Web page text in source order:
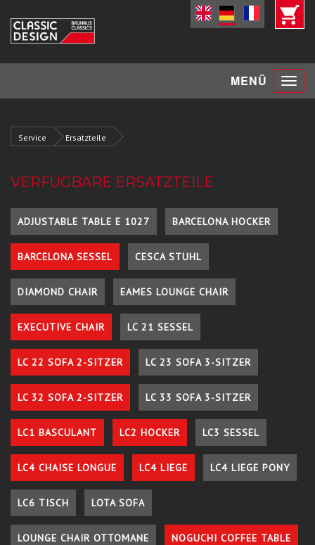
MENÜ Toggle
Service Ersatzteile
VERFÜGBARE ERSATZTEILE
ADJUSTABLE TABLE E 1027 BARCELONA HOCKER
BARCELONA SESSEL CESCA STUHL
DIAMOND CHAIR EAMES LOUNGE CHAIR
EXECUTIVE CHAIR LC 21 SESSEL
LC 22 SOFA 2-SITZER LC 23 SOFA 3-SITZER
LC 32 SOFA 2-SITZER LC 33 SOFA 3-SITZER
LC1 BASCULANT LC2 HOCKER LC3 SESSEL
LC4 CHAISE LONGUE LC4 LIEGE LC4 LIEGE PONY
LC6 TISCH LOTA SOFA
LOUNGE CHAIR OTTOMANE NOGUCHI COFFEE TABLE